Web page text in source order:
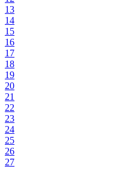
13
14
15
16
17
18
19
20
21
22
23
24
25
26
27